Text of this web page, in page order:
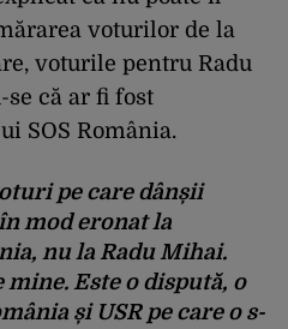
voturilor de la
voturile pentru Radu
că ar fi fost
SOS România.
pe care dânșii
mod eronat la
nu la Radu Mihai.
Este o dispută, o
și USR pe care o s-